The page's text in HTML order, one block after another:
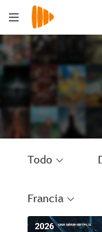
Todo
Francia
2026